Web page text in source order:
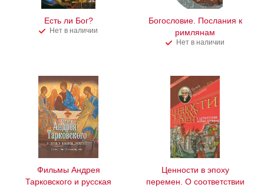
Есть ли Бог?
Нет в наличии
Богословие. Послания к
римлянам
Нет в наличии
Фильмы Андрея
Тарковского и русская
Ценности в эпоху
перемен. О соответствии